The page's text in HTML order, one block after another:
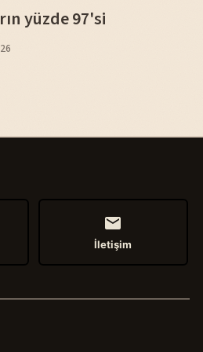
yüzde 97'si
İletişim